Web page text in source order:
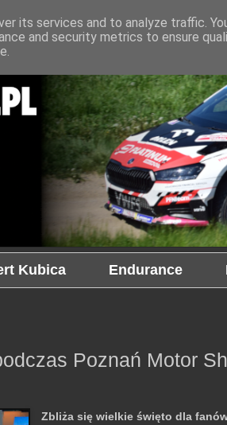
Kubica Endurance
Poznań Motor
Zbliża się wielkie święto dla
its services and to analyze traffic.
and security metrics to ensure